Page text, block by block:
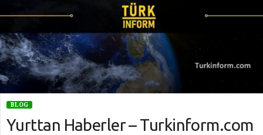
BLOG
Yurttan Haberler – Turkinform.com